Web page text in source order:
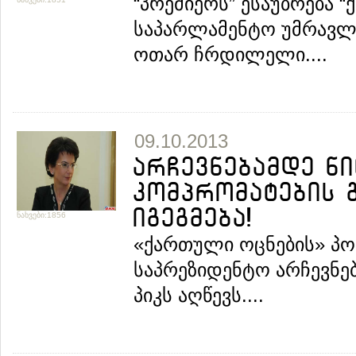
საპარლამენტო
ოთარ ჩრდილელი....
ნახვები:1856
09.10.2013
არჩევნებამდე
კომპრომატების
იგეგმება!
«ქართული ოცნების»
საპრეზიდენტო
პიკს აღწევს....